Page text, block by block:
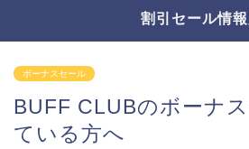
割引セール情
ボーナスセール
BUFF CLUBのボーナ
ている方へ